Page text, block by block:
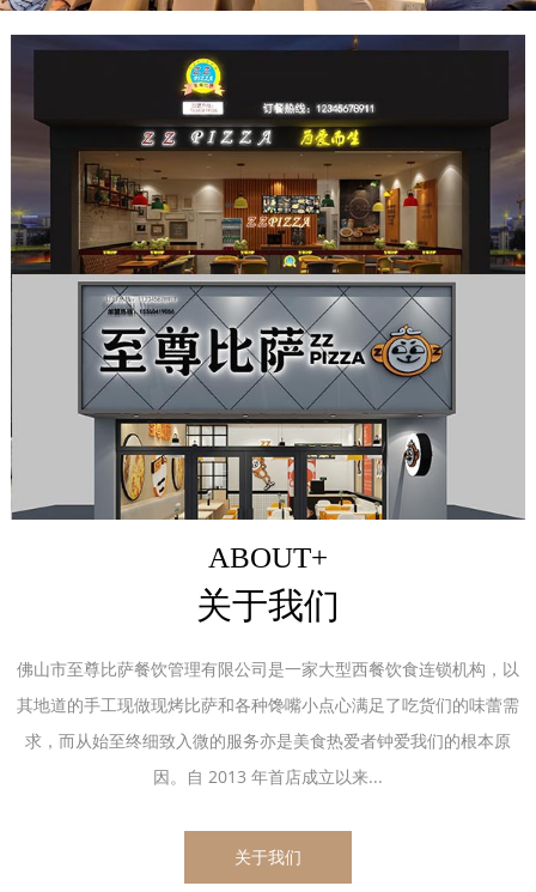
ABOUT+
关于我们
佛山市至尊比萨餐饮管理有限公司是一家大型西餐饮食连锁机构，以
其地道的手工现做现烤比萨和各种馋嘴小点心满足了吃货们的味蕾需
求，而从始至终细致入微的服务亦是美食热爱者钟爱我们的根本原
因。自 2013 年首店成立以来...
关于我们